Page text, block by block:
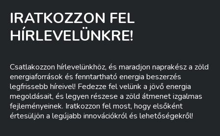
IRATKOZZON FEL
HÍRLEVELÜNKRE!
Csatlakozzon hírlevelünkhöz, és maradjon naprakész a zöld
energiaforrások és fenntartható energia beszerzés
legfrissebb híreivel! Fedezze fel velünk a jövő energia
megoldásait, és legyen részese a zöld átmenet izgalmas
fejleményeinek. Iratkozzon fel most, hogy elsőként
értesüljön a legújabb innovációkról és lehetőségekről!